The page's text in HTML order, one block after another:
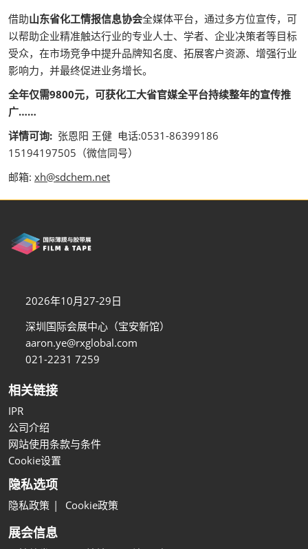
借助山东省化工情报信息协会全媒体平台，通过多方位宣传，可
以帮助企业精准触达行业的专业人士、学者、企业决策者等目标
受众，在市场竞争中提升品牌知名度、拓展客户资源、增强行业
影响力，并最终促进业务增长。
全年仅需9800元，可获化工大省官媒全平台持续整年的宣传推
广……
详情可询: 张恩阳 王健 电话:0531-86399186
15194197505（微信同号）
邮箱: xh@sdchem.net
2026年10月27-29日
深圳国际会展中心（宝安新馆）
aaron.ye@rxglobal.com
021-2231 7259
相关链接
IPR
公司介绍
网站使用条款与条件
Cookie设置
隐私选项
隐私政策 Cookie政策
展会信息